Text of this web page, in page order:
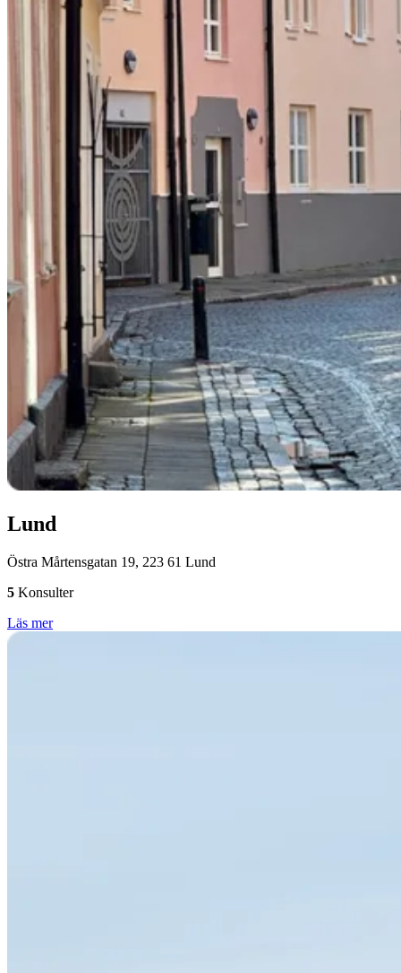
Lund
Östra Mårtensgatan 19, 223 61 Lund
5 Konsulter
Läs mer